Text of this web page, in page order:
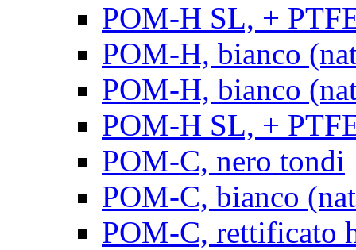
POM-H SL, +
POM-H, bianco
POM-H, bianco
POM-H SL, +
POM-C, nero tondi
POM-C, bianco
POM-C, rettificato